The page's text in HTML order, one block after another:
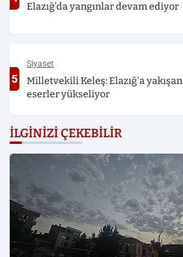
Elazığ’da yangınlar devam ediyor
5
Siyaset
Milletvekili Keleş: Elazığ'a yakışan
eserler yükseliyor
İLGINIZI ÇEKEBILIR